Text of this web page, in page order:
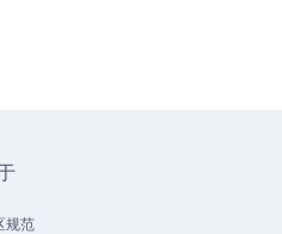
规范